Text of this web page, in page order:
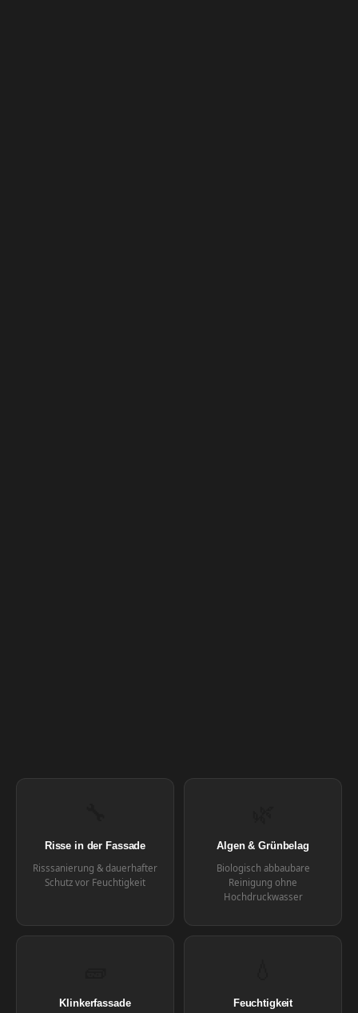
Risse in der Fassade
Risssanierung & dauerhafter
Schutz vor Feuchtigkeit
Algen & Grünbelag
Biologisch abbaubare
Reinigung ohne
Hochdruckwasser
Klinkerfassade
Feuchtigkeit